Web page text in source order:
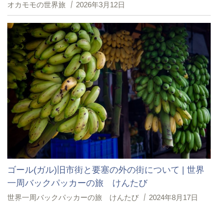
オカモモの世界旅 2026年3月12日
ゴール(ガル)旧市街と要塞の外の街について | 世界
一周バックパッカーの旅 けんたび
世界一周バックパッカーの旅 けんたび 2024年8月17日